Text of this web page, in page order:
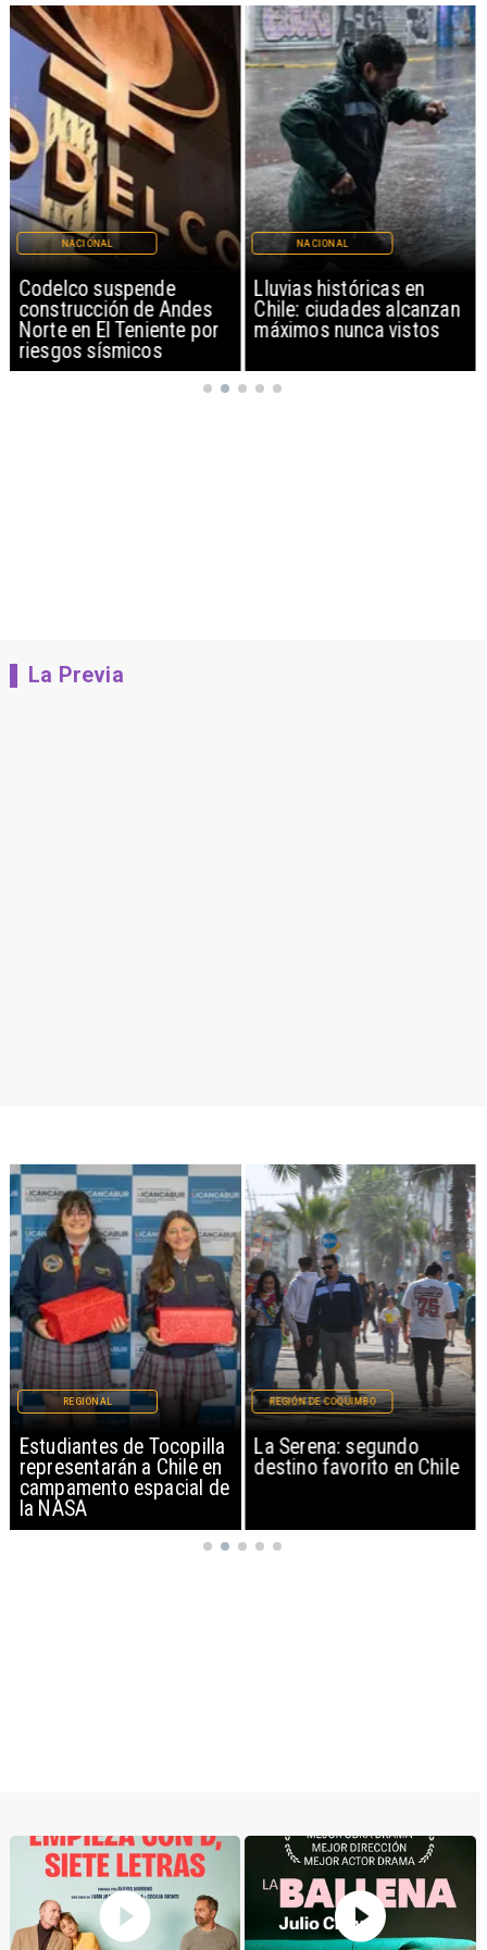
Codelco suspende
construcción de Andes
Norte en El Teniente por
riesgos sísmicos
NACIONAL
Lluvias históricas en
Chile: ciudades alcanzan
máximos nunca vistos
NACIONAL
La Previa
Estudiantes de Tocopilla
representarán a Chile en
campamento espacial de
la NASA
REGIONAL
La Serena: segundo
destino favorito en Chile
REGIÓN DE COQUIMBO